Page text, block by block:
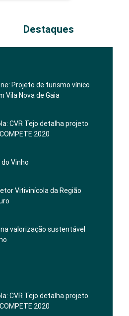
Destaques
Projeto de turismo vínico
Vila Nova de Gaia
CVR Tejo detalha projeto
2020
Vinho
Vitivinícola da Região
valorização sustentável
CVR Tejo detalha projeto
2020